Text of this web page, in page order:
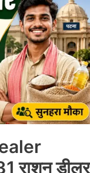
राशन डीलर